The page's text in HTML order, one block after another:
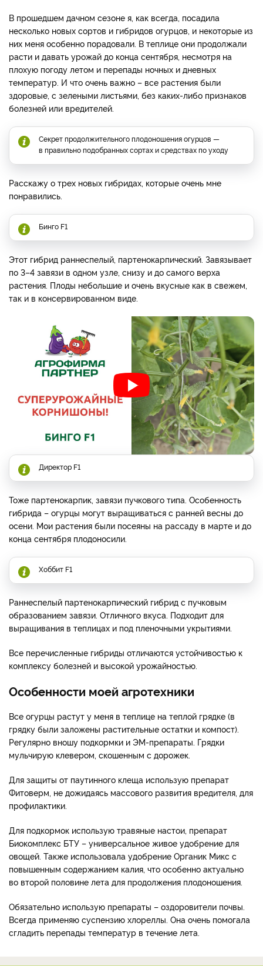
В прошедшем дачном сезоне я, как всегда, посадила
несколько новых сортов и гибридов огурцов, и некоторые из
них меня особенно порадовали. В теплице они продолжали
расти и давать урожай до конца сентября, несмотря на
плохую погоду летом и перепады ночных и дневных
температур. И что очень важно – все растения были
здоровые, с зелеными листьями, без каких-либо признаков
болезней или вредителей.
Секрет продолжительного плодоношения огурцов —
в правильно подобранных сортах и средствах по уходу
Расскажу о трех новых гибридах, которые очень мне
понравились.
Бинго F1
Этот гибрид раннеспелый, партенокарпический. Завязывает
по 3–4 завязи в одном узле, снизу и до самого верха
растения. Плоды небольшие и очень вкусные как в свежем,
так и в консервированном виде.
Директор F1
Тоже партенокарпик, завязи пучкового типа. Особенность
гибрида – огурцы могут выращиваться с ранней весны до
осени. Мои растения были посеяны на рассаду в марте и до
конца сентября плодоносили.
Хоббит F1
Раннеспелый партенокарпический гибрид с пучковым
образованием завязи. Отличного вкуса. Подходит для
выращивания в теплицах и под пленочными укрытиями.
Все перечисленные гибриды отличаются устойчивостью к
комплексу болезней и высокой урожайностью.
Особенности моей агротехники
Все огурцы растут у меня в теплице на теплой грядке (в
грядку были заложены растительные остатки и компост).
Регулярно вношу подкормки и ЭМ-препараты. Грядки
мульчирую клевером, скошенным с дорожек.
Для защиты от паутинного клеща использую препарат
Фитоверм, не дожидаясь массового развития вредителя, для
профилактики.
Для подкормок использую травяные настои, препарат
Биокомплекс БТУ – универсальное живое удобрение для
овощей. Также использовала удобрение Органик Микс с
повышенным содержанием калия, что особенно актуально
во второй половине лета для продолжения плодоношения.
Обязательно использую препараты – оздоровители почвы.
Всегда применяю суспензию хлореллы. Она очень помогала
сгладить перепады температур в течение лета.